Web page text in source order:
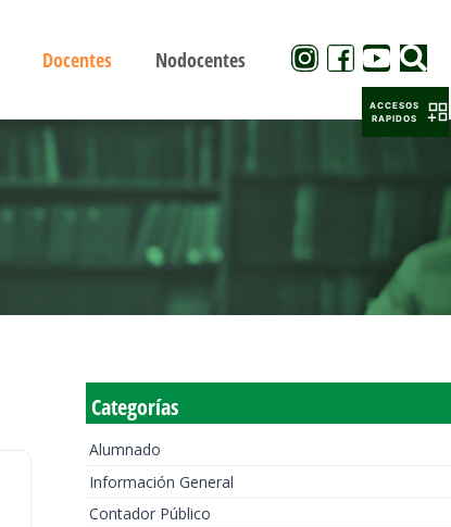
Docentes Nodocentes
Categorías
Alumnado
Información General
Contador Público
ACCESOS
RAPIDOS